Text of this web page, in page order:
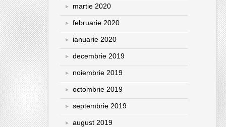
martie 2020
februarie 2020
ianuarie 2020
decembrie 2019
noiembrie 2019
octombrie 2019
septembrie 2019
august 2019